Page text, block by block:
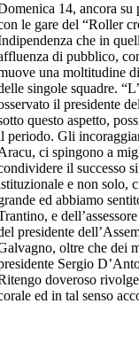
14, ancora su
le gare del “Roller
che in
di pubblico,
una moltitudine
singole squadre.
il presidente
questo aspetto,
periodo. Gli
ci spingono a
il successo
e non solo,
ed abbiamo
e
presidente
oltre che dei
Sergio
doveroso
ed in tal senso